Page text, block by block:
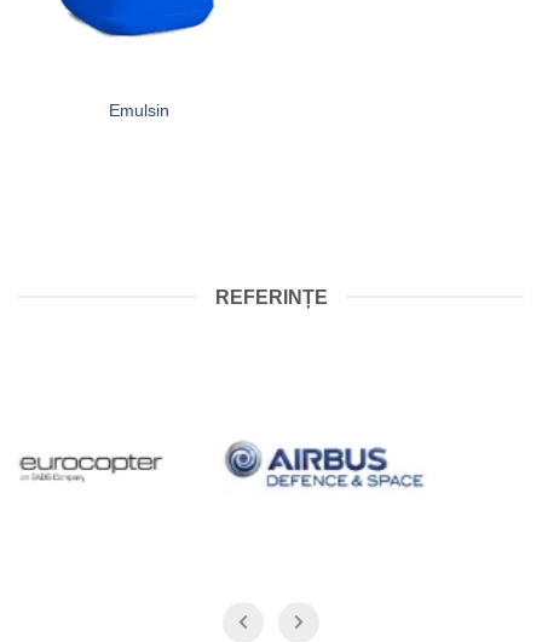
Emulsin
REFERINȚE